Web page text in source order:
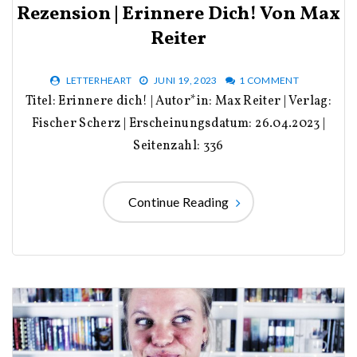
Rezension | Erinnere Dich! Von Max
Reiter
LETTERHEART JUNI 19, 2023 1 COMMENT
Titel: Erinnere dich! | Autor*in: Max Reiter | Verlag:
Fischer Scherz | Erscheinungsdatum: 26.04.2023 |
Seitenzahl: 336
Continue Reading